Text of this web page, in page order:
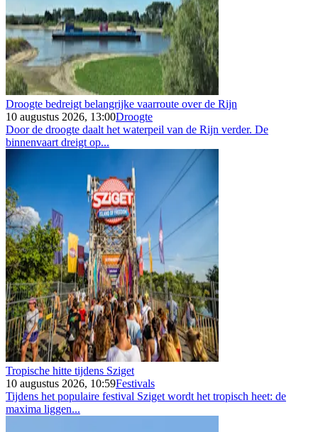
Droogte bedreigt belangrijke vaarroute over de Rijn
10 augustus 2026, 13:00Droogte
Door de droogte daalt het waterpeil van de Rijn verder. De
binnenvaart dreigt op...
Tropische hitte tijdens Sziget
10 augustus 2026, 10:59Festivals
Tijdens het populaire festival Sziget wordt het tropisch heet: de
maxima liggen...